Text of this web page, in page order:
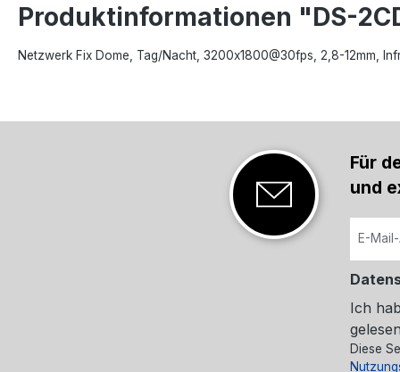
Produktinformationen "DS-
Netzwerk Fix Dome, Tag/Nacht, 3200x1800@30fps, 2,8-12mm,
Für
und
Ich
Diese